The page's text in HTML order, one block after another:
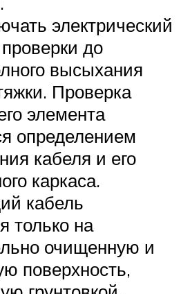
электрический
до
высыхания
Проверка
элемента
определением
кабеля и его
каркаса.
кабель
только на
очищенную и
поверхность,